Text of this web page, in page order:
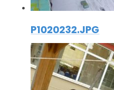
P1020232.JPG